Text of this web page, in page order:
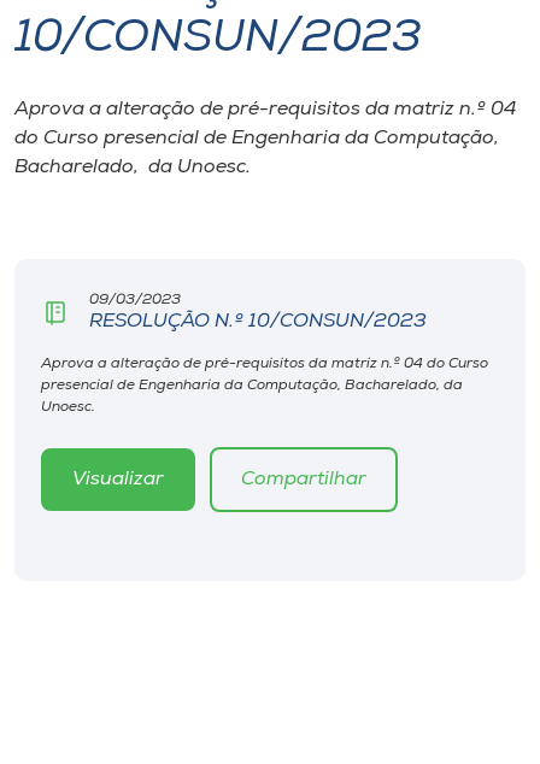
I.nova
Diplomados
Editora
Rádio
10/CONSUN/2023
Aprova a alteração de pré-requisitos da matriz n.º 04
do Curso presencial de Engenharia da Computação,
Bacharelado, da Unoesc.
09/03/2023
RESOLUÇÃO N.º 10/CONSUN/2023
Aprova a alteração de pré-requisitos da matriz n.º 04 do Curso
presencial de Engenharia da Computação, Bacharelado, da
Unoesc.
Visualizar Compartilhar